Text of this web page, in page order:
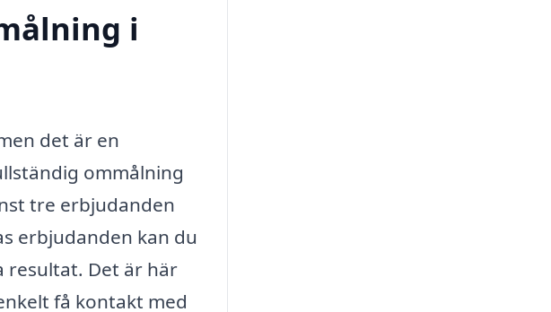
i
det är en
ommålning
tre erbjudanden
erbjudanden kan du
resultat. Det är här
få kontakt med